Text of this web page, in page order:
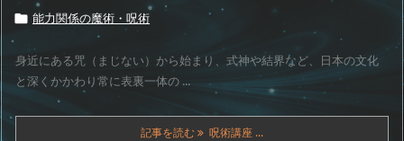
 能力関係の魔術・呪術
身近にある咒（まじない）から始まり、式神や結界など、日本の文化
と深くかかわり常に表裏一体の ...
記事を読む 呪術講座 ...